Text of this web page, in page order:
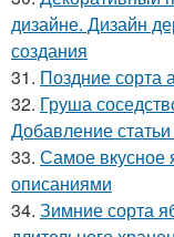
дизайне. Дизайн
создания
31. Поздние сорта
32. Груша
Добавление
33. Самое вкусное
описаниями
34. Зимние сорта